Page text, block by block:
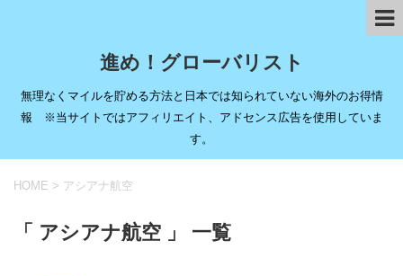
進め！グローバリスト
無理なくマイルを貯める方法と日本では知られていない海外のお得情
報 ※当サイトではアフィリエイト、アドセンス広告を使用していま
す。
HOME > アシアナ航空
「 アシアナ航空 」 一覧